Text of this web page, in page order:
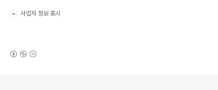
사업자 정보 표시